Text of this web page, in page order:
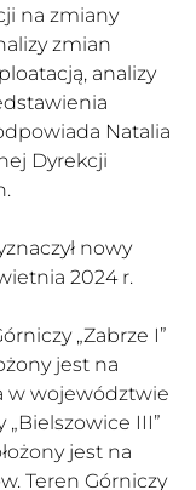
na zmiany
zmian
analizy
Natalia
Dyrekcji
nowy
2024 r.
„Zabrze I”
jest na
w województwie
III”
jest na
Teren Górniczy